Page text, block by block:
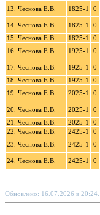
13. Чеснова Е.В. 1825-1 0
14. Чеснова Е.В. 1825-1 0
15. Чеснова Е.В. 1825-1 0
16. Чеснова Е.В. 1925-1 0
17. Чеснова Е.В. 1925-1 0
18. Чеснова Е.В. 1925-1 0
19. Чеснова Е.В. 2025-1 0
20. Чеснова Е.В. 2025-1 0
21.
Чеснова Е.В. 2025-1 0
22. Чеснова Е.В. 2425-1 0
23. Чеснова Е.В. 2425-1 0
24. Чеснова Е.В. 2425-1 0
Обновлено: 16.07.2026 в 20:24.